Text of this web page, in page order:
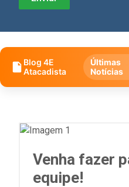
Blog 4E
Atacadista
Últimas
Notícias
Venha fazer
equipe!